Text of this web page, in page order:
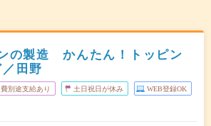
の製造 かんたん！トッピン
田野
別途支給あり 土日祝日が休み WEB登録OK